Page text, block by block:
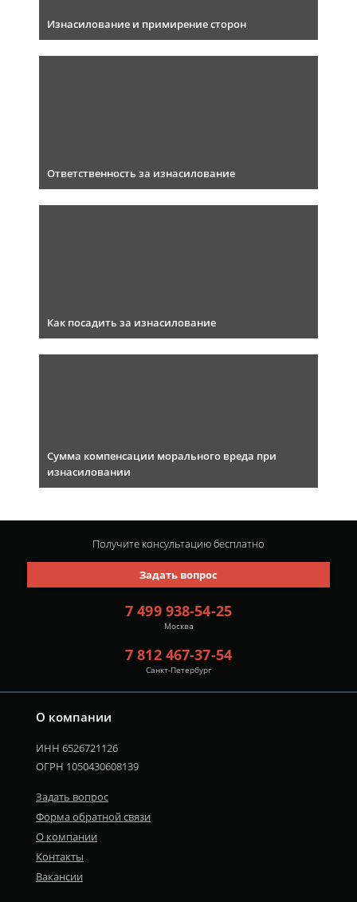
Изнасилование и примирение сторон
Ответственность за изнасилование
Как посадить за изнасилование
Сумма компенсации морального вреда при
изнасиловании
О компании
ИНН 6526721126
ОГРН 1050430608139
Задать вопрос
Форма обратной связи
О компании
Контакты
Вакансии
7 499 938-54-25
Москва
7 812 467-37-54
Санкт-Петербург
Задать вопрос
Получите консультациюбесплатно